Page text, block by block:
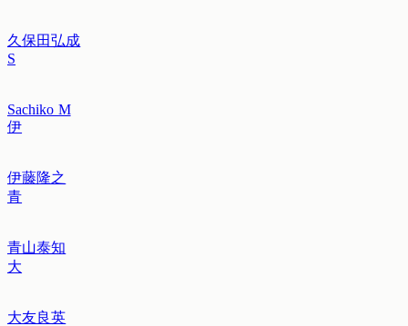
久保田弘成
S
Sachiko M
伊
伊藤隆之
青
青山泰知
大
大友良英